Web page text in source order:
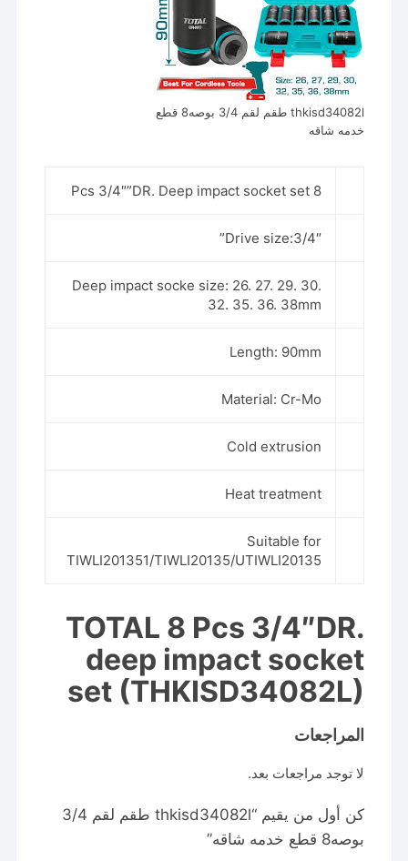
thkisd34082l طقم لقم 3/4 بوصه8 قطع
خدمه شاقه
8 Pcs 3/4″”DR. Deep impact socket set
Drive size:3/4″”
Deep impact socke size: 26. 27. 29. 30.
32. 35. 36. 38mm
Length: 90mm
Material: Cr-Mo
Cold extrusion
Heat treatment
Suitable for
TIWLI201351/TIWLI20135/UTIWLI20135
TOTAL 8 Pcs 3/4″DR.
deep impact socket
set (THKISD34082L)
المراجعات
لا توجد مراجعات بعد.
كن أول من يقيم “thkisd34082l طقم لقم 3/4
بوصه8 قطع خدمه شاقه”